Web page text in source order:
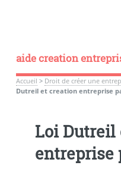
aide creation
Accueil > Droit de créer une
Dutreil et creation entreprise
Loi Dutreil
entreprise